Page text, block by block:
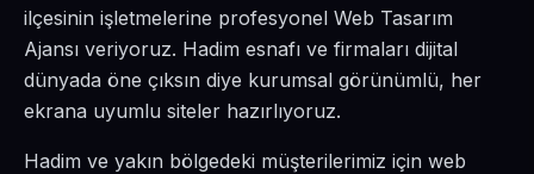
ilçesinin işletmelerine profesyonel Web Tasarım
Ajansı veriyoruz. Hadim esnafı ve firmaları dijital
dünyada öne çıksın diye kurumsal görünümlü, her
ekrana uyumlu siteler hazırlıyoruz.
Hadim ve yakın bölgedeki müşterilerimiz için web